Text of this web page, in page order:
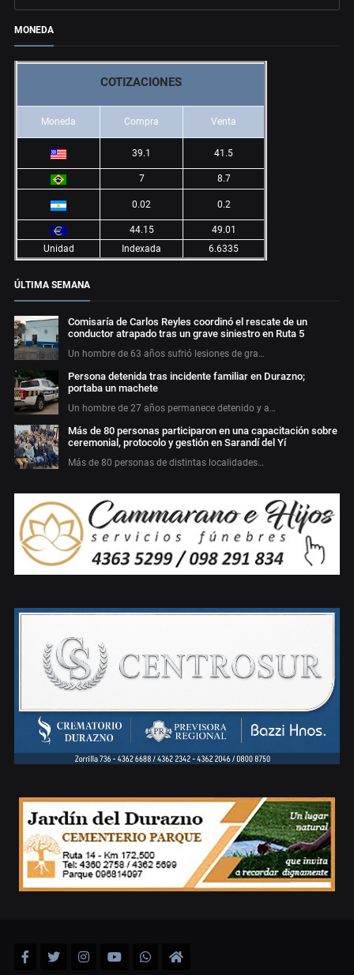
MONEDA
COTIZACIONES
Moneda Compra Venta
39.1 41.5
7 8.7
0.02 0.2
44.15
49.01
Unidad
Indexada 6.6335
ÚLTIMA SEMANA
Comisaría de Carlos Reyles coordinó el rescate de un
conductor atrapado tras un grave siniestro en Ruta 5
Un hombre de 63 años sufrió lesiones de gra…
Persona detenida tras incidente familiar en Durazno;
portaba un machete
Un hombre de 27 años permanece detenido y a…
Más de 80 personas participaron en una capacitación sobre
ceremonial, protocolo y gestión en Sarandí del Yí
Más de 80 personas de distintas localidades…